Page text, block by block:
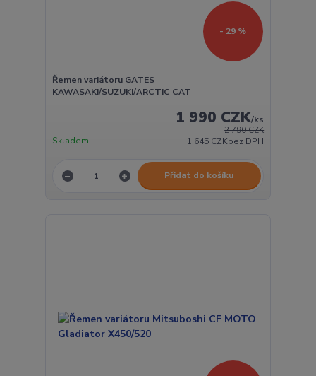
- 29 %
Řemen variátoru GATES
KAWASAKI/SUZUKI/ARCTIC CAT
2 790 CZK
1 990 CZK/ks
1 645 CZKbez DPH
Skladem
Přidat do košíku